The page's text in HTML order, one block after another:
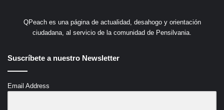
QPeach es una página de actualidad, desahogo y orientación
ciudadana, al servicio de la comunidad de Pensilvania.
Suscríbete a nuestro Newsletter
Email Address